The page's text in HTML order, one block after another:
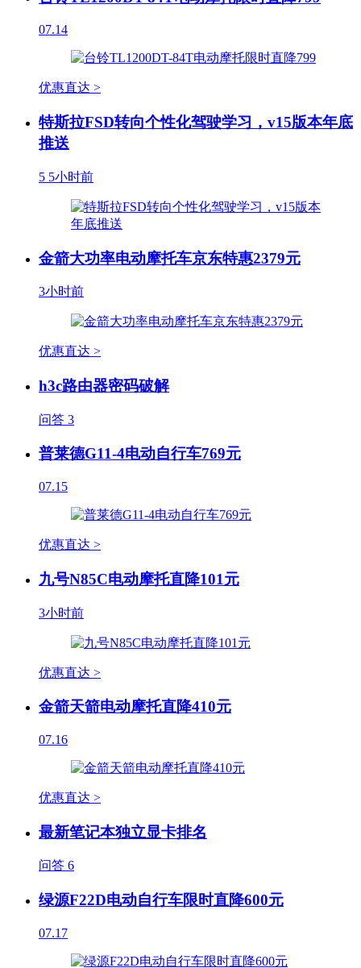
07.14
优惠直达 >
特斯拉FSD转向个性化驾驶学习，v15版本年底
推送
5 5小时前
金箭大功率电动摩托车京东特惠2379元
3小时前
优惠直达 >
h3c路由器密码破解
问答 3
普莱德G11-4电动自行车769元
07.15
优惠直达 >
九号N85C电动摩托直降101元
3小时前
优惠直达 >
金箭天箭电动摩托直降410元
07.16
优惠直达 >
最新笔记本独立显卡排名
问答 6
绿源F22D电动自行车限时直降600元
07.17